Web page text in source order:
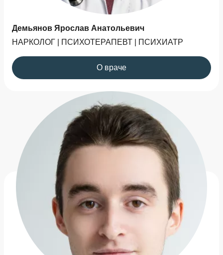
Демьянов Ярослав Анатольевич
НАРКОЛОГ | ПСИХОТЕРАПЕВТ | ПСИХИАТР
О враче